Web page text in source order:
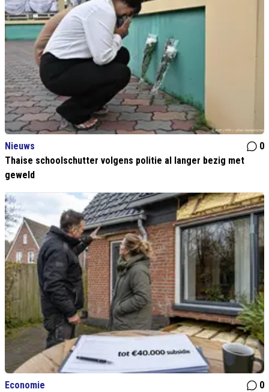
Nieuws
0
Thaise schoolschutter volgens politie al langer bezig met
geweld
Economie
0